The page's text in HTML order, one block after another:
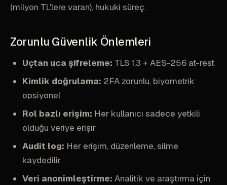
(milyon TL'lere varan), hukuki süreç.
Zorunlu Güvenlik Önlemleri
Uçtan uca şifreleme: TLS 1.3 + AES-256 at-rest
Kimlik doğrulama: 2FA zorunlu, biyometrik
opsiyonel
Rol bazlı erişim: Her kullanıcı sadece yetkili
olduğu veriye erişir
Audit log: Her erişim, düzenleme, silme
kaydedilir
Veri anonimleştirme: Analitik ve araştırma için